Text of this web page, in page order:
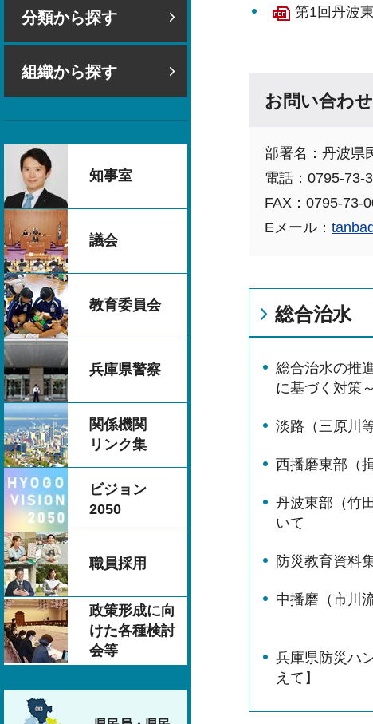
分類から探す
組織から探す
知事室
議会
教育委員会
兵庫県警察
関係機関
リンク集
ビジョン
2050
職員採用
政策形成に向
けた各種検討
会等
第1回丹波
お問い合わせ
部署名：丹波県
電話：0795-73-
FAX：0795-73-
Eメール：
総合治水
総合治水の推
に基づく対策～
淡路（三原川
西播磨東部（
丹波東部（竹
いて
防災教育資料
中播磨（市川
兵庫県防災ハ
えて】